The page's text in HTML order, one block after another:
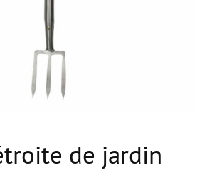
de jardin